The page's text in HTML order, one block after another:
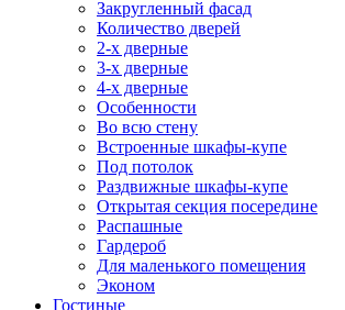
Закругленный фасад
Количество дверей
2-х дверные
3-х дверные
4-х дверные
Особенности
Во всю стену
Встроенные шкафы-купе
Под потолок
Раздвижные шкафы-купе
Открытая секция посередине
Распашные
Гардероб
Для маленького помещения
Эконом
Гостиные